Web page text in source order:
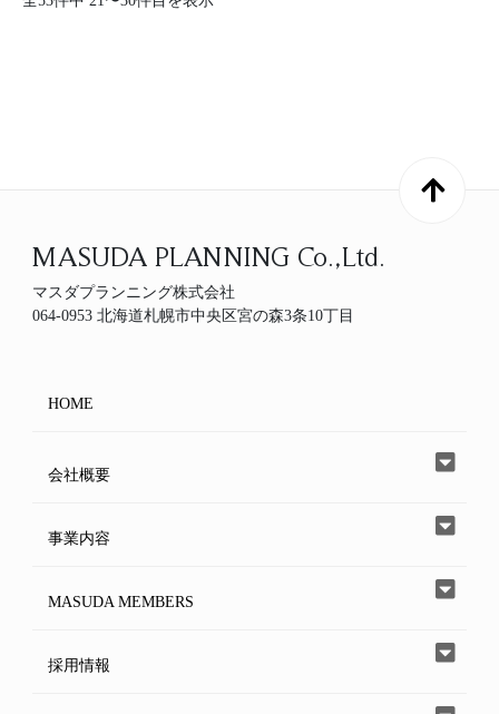
MASUDA PLANNING Co.,Ltd.
マスダプランニング株式会社
064-0953 北海道札幌市中央区宮の森3条10丁目
HOME
会社概要
事業内容
MASUDA MEMBERS
採用情報